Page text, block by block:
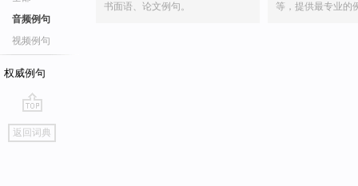
音频例句
视频例句
权威例句
go
top
返回词典
书面语、论文例句。
等，提供最专业的